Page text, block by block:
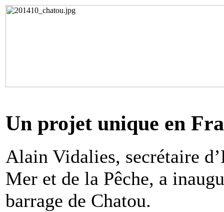
Un projet unique en
Alain Vidalies, secrétaire
Mer et de la Pêche, a
barrage de Chatou.